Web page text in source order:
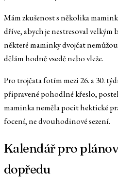
Mám zkušenost s několika
dříve, abych je nestresoval velkým
některé maminky dvojčat
dělám hodně vsedě nebo vleže.
Pro trojčata fotím mezi 26. a 30.
připravené pohodlné křeslo,
maminka neměla pocit hektické
focení, ne dvouhodinové sezení.
Kalendář pro
dopředu